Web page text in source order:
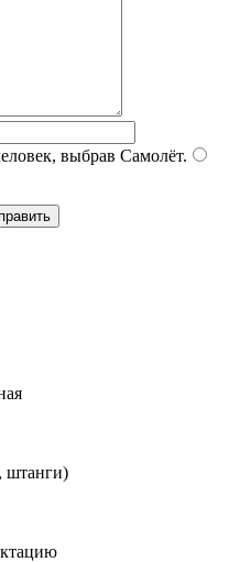
выбрав Самолёт.
штанги)